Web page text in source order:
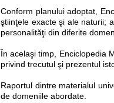
Conform planului adoptat,
ştiinţele exacte şi ale naturii;
personalităţi din diferite
În acelaşi timp, Enciclopedia
privind trecutul şi prezentul
Raportul dintre materialul
de domeniile abordate.